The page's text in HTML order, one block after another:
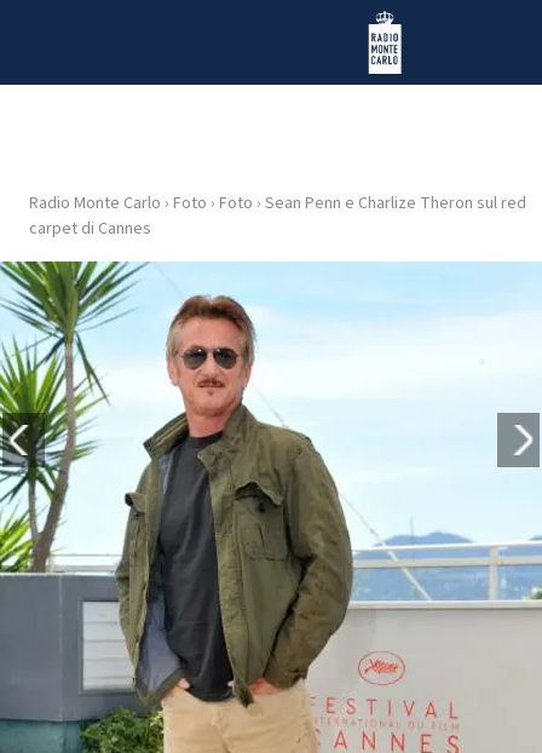
Radio Monte Carlo
HOME
RADIO
WEB
RADIO
PLAYLIST
NEWS
FOTO
CONCORSI
EVENTI
Radio Monte Carlo › Foto › Foto › Sean Penn e Charlize Theron sul red
carpet di Cannes